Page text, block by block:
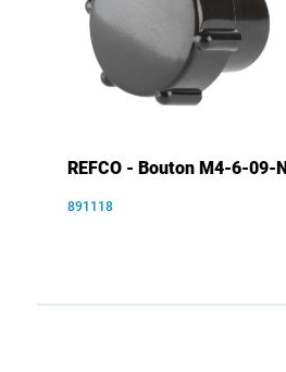
REFCO - Bouton M4-6-09-N
891118